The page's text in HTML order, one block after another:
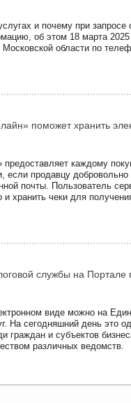
и почему при запросе
об этом 18 марта 2025
области по
поможет хранить
каждому
если продавцу
почты. Пользователь
и хранить чеки для
службы на Портале
виде можно на
На сегодняшний день это
граждан и субъектов
различных ведомств.